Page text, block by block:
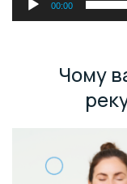
00:00
Чому